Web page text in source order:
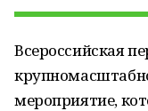
Всероссийская
мероприятие,